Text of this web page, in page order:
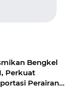
Bengkel
Perkuat
Perairan